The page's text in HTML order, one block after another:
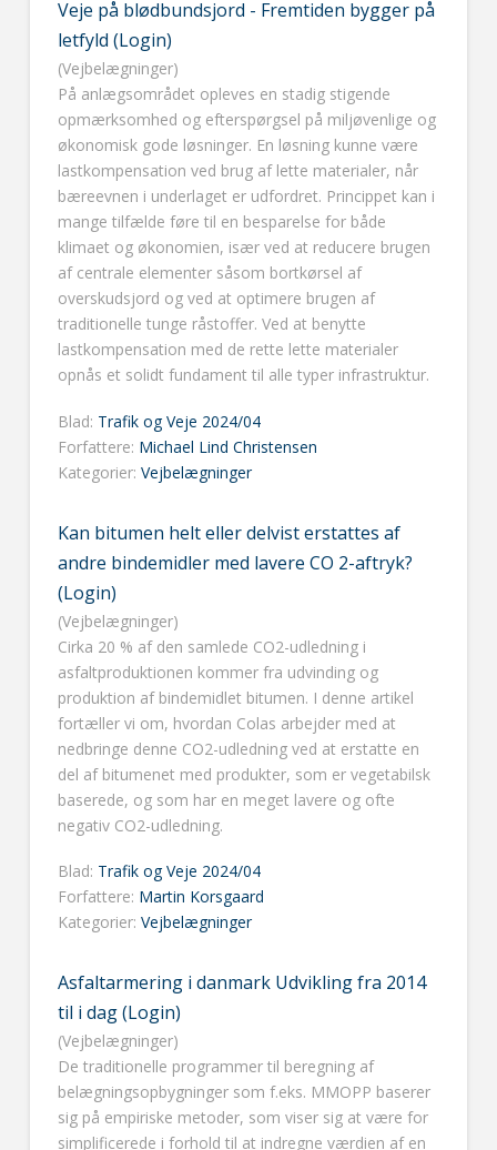
Veje på blødbundsjord - Fremtiden bygger på
letfyld (Login)
(Vejbelægninger)
På anlægsområdet opleves en stadig stigende
opmærksomhed og efterspørgsel på miljøvenlige og
økonomisk gode løsninger. En løsning kunne være
lastkompensation ved brug af lette materialer, når
bæreevnen i underlaget er udfordret. Princippet kan i
mange tilfælde føre til en besparelse for både
klimaet og økonomien, især ved at reducere brugen
af centrale elementer såsom bortkørsel af
overskudsjord og ved at optimere brugen af
traditionelle tunge råstoffer. Ved at benytte
lastkompensation med de rette lette materialer
opnås et solidt fundament til alle typer infrastruktur.
Blad: Trafik og Veje 2024/04
Forfattere: Michael Lind Christensen
Kategorier: Vejbelægninger
Kan bitumen helt eller delvist erstattes af
andre bindemidler med lavere CO 2-aftryk?
(Login)
(Vejbelægninger)
Cirka 20 % af den samlede CO2-udledning i
asfaltproduktionen kommer fra udvinding og
produktion af bindemidlet bitumen. I denne artikel
fortæller vi om, hvordan Colas arbejder med at
nedbringe denne CO2-udledning ved at erstatte en
del af bitumenet med produkter, som er vegetabilsk
baserede, og som har en meget lavere og ofte
negativ CO2-udledning.
Blad: Trafik og Veje 2024/04
Forfattere: Martin Korsgaard
Kategorier: Vejbelægninger
Asfaltarmering i danmark Udvikling fra 2014
til i dag (Login)
(Vejbelægninger)
De traditionelle programmer til beregning af
belægningsopbygninger som f.eks. MMOPP baserer
sig på empiriske metoder, som viser sig at være for
simplificerede i forhold til at indregne værdien af en